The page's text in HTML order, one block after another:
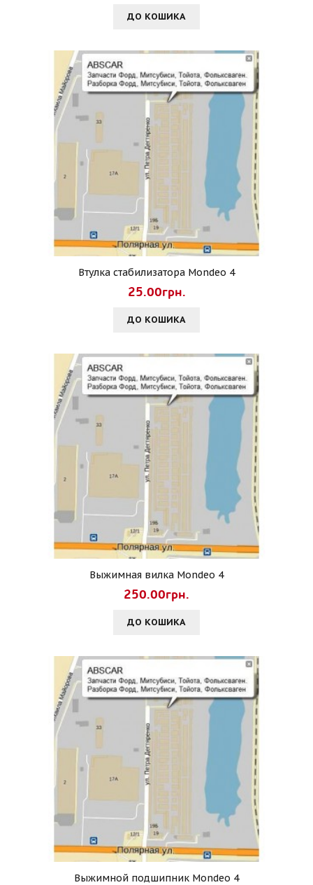
ДО КОШИКА
Втулка стабилизатора Mondeo 4
25.00грн.
ДО КОШИКА
Выжимная вилка Mondeo 4
250.00грн.
ДО КОШИКА
Выжимной подшипник Mondeo 4